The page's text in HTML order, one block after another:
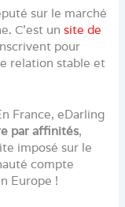
sur le marché
C’est unsite de
pour
relation stable et
France, eDarling
par affinités,
imposé sur le
compte
Europe !